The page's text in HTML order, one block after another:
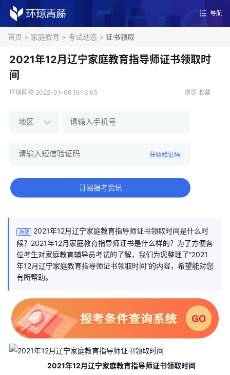
导航
首页 > 家庭教育 > 考试动态 > 证书领取
2021年12月辽宁家庭教育指导师证书领取时
间
环球网校·2022-01-06 16:13:05 浏览 收藏
获取验证码
订阅报考资讯
摘要
2021年12月辽宁家庭教育指导师证书领取时间是什么时
候？2021年12月家庭教育指导师证书是什么样的？为了方便各
位考生对家庭教育辅导员考试的了解，我们为您整理了“2021
年12月辽宁家庭教育指导师证书领取时间”的内容，希望能对您
有所帮助。
2021年12月辽宁家庭教育指导师证书领取时间